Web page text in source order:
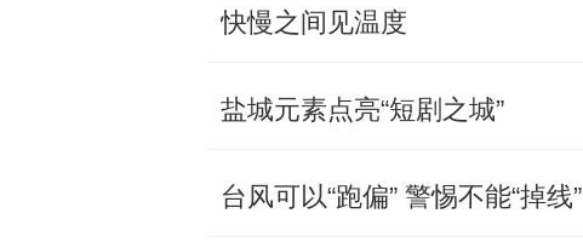
快慢之间见温度
盐城元素点亮“短剧之城”
台风可以“跑偏” 警惕不能“掉线”